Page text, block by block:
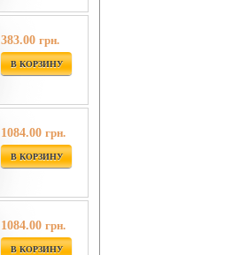
383.00 грн.
В КОРЗИНУ
1084.00 грн.
В КОРЗИНУ
1084.00 грн.
В КОРЗИНУ